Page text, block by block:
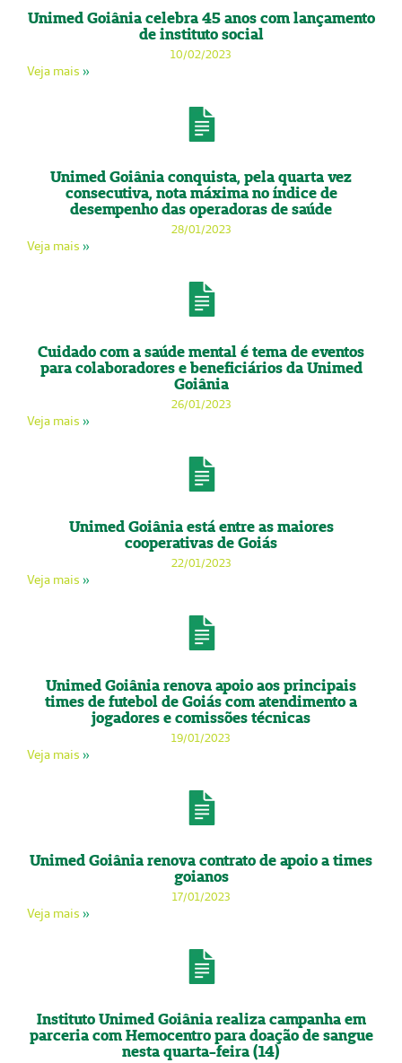
Unimed Goiânia celebra 45 anos com lançamento
de instituto social
10/02/2023
Veja mais »
Unimed Goiânia conquista, pela quarta vez
consecutiva, nota máxima no índice de
desempenho das operadoras de saúde
28/01/2023
Veja mais »
Cuidado com a saúde mental é tema de eventos
para colaboradores e beneficiários da Unimed
Goiânia
26/01/2023
Veja mais »
Unimed Goiânia está entre as maiores
cooperativas de Goiás
22/01/2023
Veja mais »
Unimed Goiânia renova apoio aos principais
times de futebol de Goiás com atendimento a
jogadores e comissões técnicas
19/01/2023
Veja mais »
Unimed Goiânia renova contrato de apoio a times
goianos
17/01/2023
Veja mais »
Instituto Unimed Goiânia realiza campanha em
parceria com Hemocentro para doação de sangue
nesta quarta-feira (14)